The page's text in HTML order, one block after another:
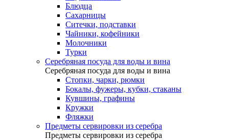
Блюдца
Сахарницы
Ситечки, подставки
Чайники, кофейники
Молочники
Турки
Серебряная посуда для воды и вина
Серебряная посуда для воды и вина
Стопки, чарки, рюмки
Бокалы, фужеры, кубки, стаканы
Кувшины, графины
Кружки
Фляжки
Предметы сервировки из серебра
Предметы сервировки из серебра